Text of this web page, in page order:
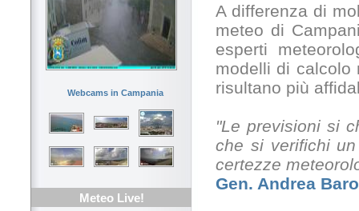
Webcams in Campania
Meteo Live!
A differenza di
meteo di
esperti
modelli di calcolo
risultano più
"Le previsioni si
che si verifichi
certezze
Gen. Andrea